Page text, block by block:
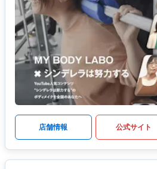
店舗情報 公式サイト